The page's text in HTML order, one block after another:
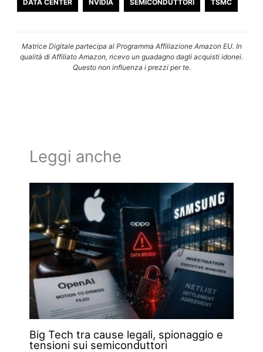
DATA CENTER NVIDIA SEMICONDUTTORI TSMC
Matrice Digitale partecipa al Programma Affiliazione Amazon EU. In
qualità di Affiliato Amazon, ricevo un guadagno dagli acquisti idonei.
Questo non influenza i prezzi per te.
Leggi anche
Big Tech tra cause legali, spionaggio e
tensioni sui semiconduttori